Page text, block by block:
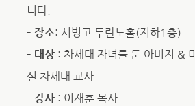
니다.
– 장소: 서빙고 두란노홀(지하1층)
– 대상: 차세대 자녀를 둔 아버지 &
실 차세대 교사
– 강사: 이재훈 목사